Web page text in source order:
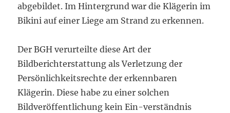
abgebildet. Im Hintergrund war die Klägerin im
Bikini auf einer Liege am Strand zu erkennen.
Der BGH verurteilte diese Art der
Bildberichterstattung als Verletzung der
Persönlichkeitsrechte der erkennbaren
Klägerin. Diese habe zu einer solchen
Bildveröffentlichung kein Ein-verständnis